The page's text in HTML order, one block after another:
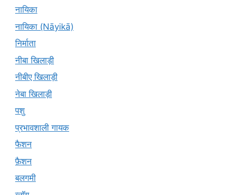
नायिका
नायिका (Nāyikā)
निर्माता
नीबा खिलाड़ी
नीबीए खिलाड़ी
नेबा खिलाड़ी
पशु
प्रभावशाली गायक
फैशन
फ़ैशन
बलगमी